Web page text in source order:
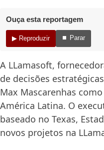
Ouça esta reportagem
▶ Reproduzir ⏹ Parar
A LLamasoft,
de decisões
Max Mascarenhas
América Latina. O
baseado no Texas,
novos projetos na